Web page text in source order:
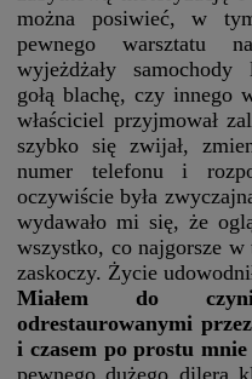
można posiwieć, w
pewnego warsztatu
wyjeżdżały samochody
gołą blachę, czy innego
właściciel przyjmował
szybko się zwijał,
numer telefonu i
oczywiście była
wydawało mi się, że
wszystko, co najgorsze
zaskoczy. Życie
Miałem do
odrestaurowanymi
i czasem po prostu mnie